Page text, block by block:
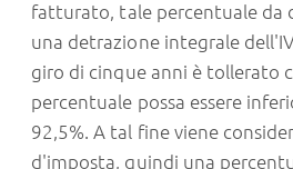
fatturato, tale percentuale da
una detrazione integrale
giro di cinque anni è tollerato
percentuale possa essere
92,5%. A tal fine viene
d'imposta, quindi una